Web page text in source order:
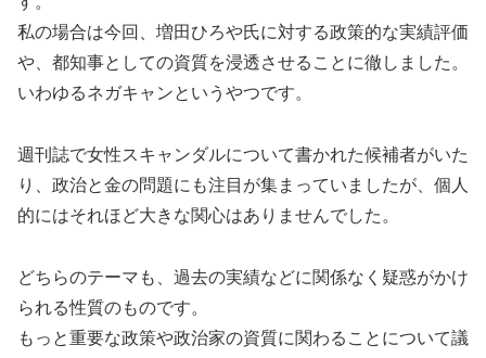
私の場合は今回、増田ひろや氏に対する政策的な実績評価
や、都知事としての資質を浸透させることに徹しました。
いわゆるネガキャンというやつです。
週刊誌で女性スキャンダルについて書かれた候補者がいた
り、政治と金の問題にも注目が集まっていましたが、個人
的にはそれほど大きな関心はありませんでした。
どちらのテーマも、過去の実績などに関係なく疑惑がかけ
られる性質のものです。
もっと重要な政策や政治家の資質に関わることについて議